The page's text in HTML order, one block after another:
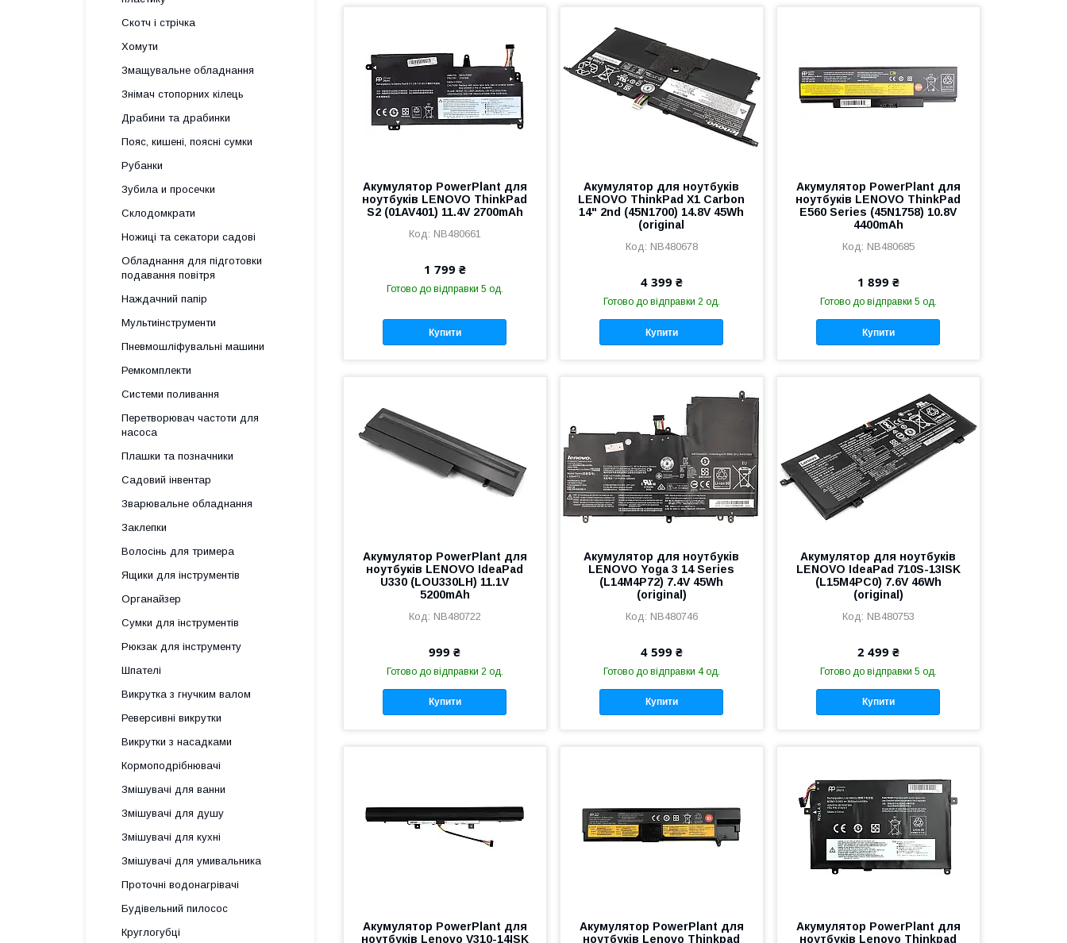
Акумулятор PowerPlant для
ноутбуків LENOVO ThinkPad
S2 (01AV401) 11.4V 2700mAh
NB480661
1 799 ₴
Готово до відправки 5 од.
Купити
Акумулятор для ноутбуків
LENOVO ThinkPad X1 Carbon
14" 2nd (45N1700) 14.8V 45Wh
(original
NB480678
4 399 ₴
Готово до відправки 2 од.
Купити
Акумулятор PowerPlant для
ноутбуків LENOVO ThinkPad
E560 Series (45N1758) 10.8V
4400mAh
NB480685
1 899 ₴
Готово до відправки 5 од.
Купити
Акумулятор PowerPlant для
ноутбуків LENOVO IdeaPad
U330 (LOU330LH) 11.1V
5200mAh
NB480722
999 ₴
Готово до відправки 2 од.
Купити
Акумулятор для ноутбуків
LENOVO Yoga 3 14 Series
(L14M4P72) 7.4V 45Wh
(original)
NB480746
4 599 ₴
Готово до відправки 4 од.
Купити
Акумулятор для ноутбуків
LENOVO IdeaPad 710S-13ISK
(L15M4PC0) 7.6V 46Wh
(original)
NB480753
2 499 ₴
Готово до відправки 5 од.
Купити
Акумулятор PowerPlant для
ноутбуків Lenovo V310-14ISK
Акумулятор PowerPlant для
ноутбуків Lenovo Thinkpad
Акумулятор PowerPlant для
ноутбуків Lenovo Thinkpad
Скотч і стрічка
Хомути
Змащувальне обладнання
Знімач стопорних кілець
Драбини та драбинки
Пояс, кишені, поясні сумки
Рубанки
Зубила и просечки
Склодомкрати
Ножиці та секатори садові
Обладнання для підготовки
подавання повітря
Наждачний папір
Мультиінструменти
Пневмошліфувальні машини
Ремкомплекти
Системи поливання
Перетворювач частоти для
насоса
Плашки та позначники
Садовий інвентар
Зварювальне обладнання
Заклепки
Волосінь для тримера
Ящики для інструментів
Органайзер
Сумки для інструментів
Рюкзак для інструменту
Шпателі
Викрутка з гнучким валом
Реверсивні викрутки
Викрутки з насадками
Кормоподрібнювачі
Змішувачі для ванни
Змішувачі для душу
Змішувачі для кухні
Змішувачі для умивальника
Проточні водонагрівачі
Будівельний пилосос
Круглогубці